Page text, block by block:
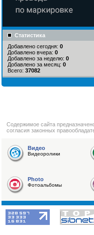
Статистика
Добавлено сегодня: 0
Добавлено вчера: 0
Добавлено за неделю: 0
Добавлено за месяц: 0
Всего: 37082
Cодержимое сайта
согласия законных
Видео
Видеоролики
Photo
Фотоальбомы